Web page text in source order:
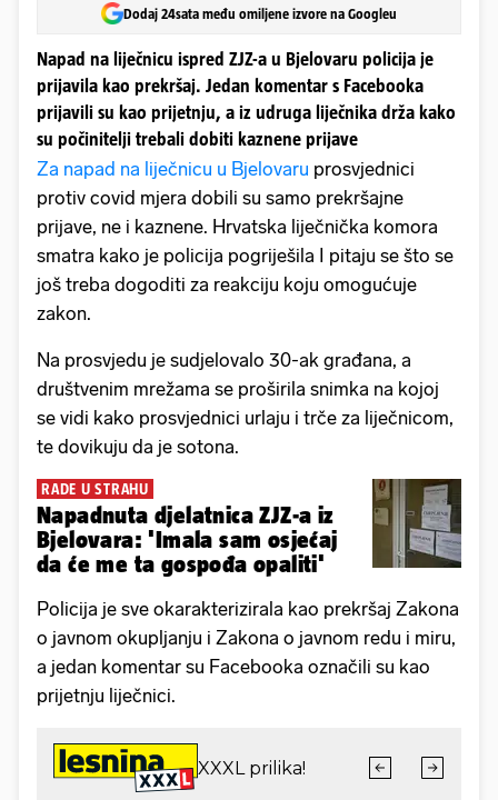
Dodaj 24sata među omiljene izvore na Googleu
Napad na liječnicu ispred ZJZ-a u Bjelovaru policija je
prijavila kao prekršaj. Jedan komentar s Facebooka
prijavili su kao prijetnju, a iz udruga liječnika drža kako
su počinitelji trebali dobiti kaznene prijave
Za napad na liječnicu u Bjelovaru prosvjednici
protiv covid mjera dobili su samo prekršajne
prijave, ne i kaznene. Hrvatska liječnička komora
smatra kako je policija pogriješila I pitaju se što se
još treba dogoditi za reakciju koju omogućuje
zakon.
Na prosvjedu je sudjelovalo 30-ak građana, a
društvenim mrežama se proširila snimka na kojoj
se vidi kako prosvjednici urlaju i trče za liječnicom,
te dovikuju da je sotona.
RADE U STRAHU
Napadnuta djelatnica ZJZ-a iz
Bjelovara: 'Imala sam osjećaj
da će me ta gospođa opaliti'
Policija je sve okarakterizirala kao prekršaj Zakona
o javnom okupljanju i Zakona o javnom redu i miru,
a jedan komentar su Facebooka označili su kao
prijetnju liječnici.